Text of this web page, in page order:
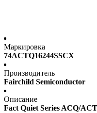
Маркировка
74ACTQ16244SSCX
Производитель
Fairchild Semiconductor
Описание
Fact Quiet Series ACQ/